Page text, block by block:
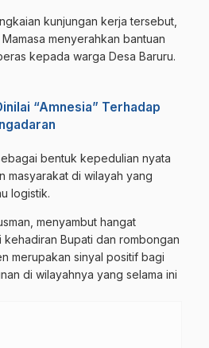
kunjungan kerja tersebut,
menyerahkan bantuan
kepada warga Desa Baruru.
“Amnesia” Terhadap
bentuk kepedulian nyata
masyarakat di wilayah yang
logistik.
menyambut hangat
kehadiran Bupati dan rombongan
merupakan sinyal positif bagi
di wilayahnya yang selama ini